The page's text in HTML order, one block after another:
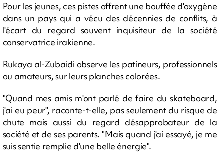
Pour les jeunes, ces pistes offrent une bouffée d'oxygène
dans un pays qui a vécu des décennies de conflits, à
l'écart du regard souvent inquisiteur de la société
conservatrice irakienne.
Rukaya al-Zubaidi observe les patineurs, professionnels
ou amateurs, sur leurs planches colorées.
"Quand mes amis m'ont parlé de faire du skateboard,
j'ai eu peur", raconte-t-elle, pas seulement du risque de
chute mais aussi du regard désapprobateur de la
société et de ses parents. "Mais quand j'ai essayé, je me
suis sentie remplie d'une belle énergie".